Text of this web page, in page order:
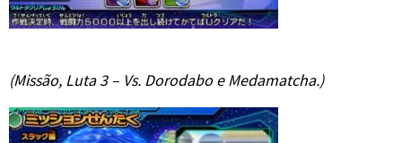
(Missão, Luta 3 – Vs. Dorodabo e Medamatcha.)